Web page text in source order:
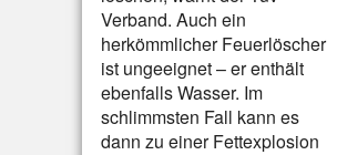
Verband. Auch ein
herkömmlicher Feuerlöscher
ist ungeeignet – er enthält
ebenfalls Wasser. Im
schlimmsten Fall kann es
dann zu einer Fettexplosion